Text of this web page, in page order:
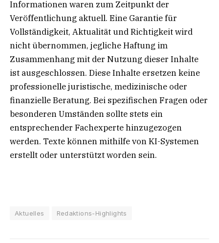
Informationen waren zum Zeitpunkt der
Veröffentlichung aktuell. Eine Garantie für
Vollständigkeit, Aktualität und Richtigkeit wird
nicht übernommen, jegliche Haftung im
Zusammenhang mit der Nutzung dieser Inhalte
ist ausgeschlossen. Diese Inhalte ersetzen keine
professionelle juristische, medizinische oder
finanzielle Beratung. Bei spezifischen Fragen oder
besonderen Umständen sollte stets ein
entsprechender Fachexperte hinzugezogen
werden. Texte können mithilfe von KI-Systemen
erstellt oder unterstützt worden sein.
Aktuelles Redaktions-Highlights